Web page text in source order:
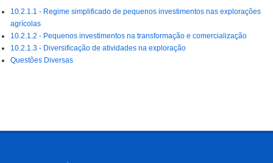
10.2.1.1 - Regime simplificado de pequenos investimentos nas explorações
agrícolas
10.2.1.2 - Pequenos investimentos na transformação e comercialização
10.2.1.3 - Diversificação de atividades na exploração
Questões Diversas